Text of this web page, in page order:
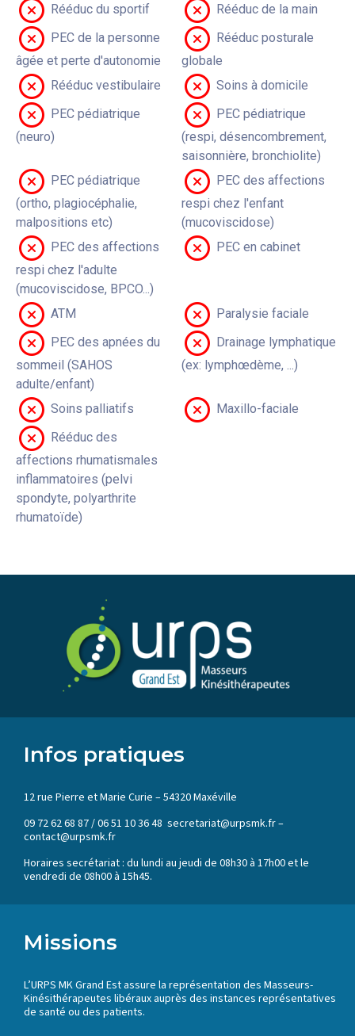
Rééduc du sportif
Rééduc de la main
PEC de la personne
âgée et perte d'autonomie
Rééduc posturale
globale
Rééduc vestibulaire
Soins à domicile
PEC pédiatrique
(neuro)
PEC pédiatrique
(respi, désencombrement,
saisonnière, bronchiolite)
PEC pédiatrique
(ortho, plagiocéphalie,
malpositions etc)
PEC des affections
respi chez l'enfant
(mucoviscidose)
PEC des affections
respi chez l'adulte
(mucoviscidose, BPCO...)
PEC en cabinet
ATM
Paralysie faciale
PEC des apnées du
sommeil (SAHOS
adulte/enfant)
Drainage lymphatique
(ex: lymphœdème, ...)
Soins palliatifs
Maxillo-faciale
Rééduc des
affections rhumatismales
inflammatoires (pelvi
spondyte, polyarthrite
rhumatoïde)
Infos pratiques
12 rue Pierre et Marie Curie – 54320 Maxéville
09 72 62 68 87 / 06 51 10 36 48 secretariat@urpsmk.fr –
contact@urpsmk.fr
Horaires secrétariat : du lundi au jeudi de 08h30 à 17h00 et le
vendredi de 08h00 à 15h45.
Missions
L’URPS MK Grand Est assure la représentation des Masseurs-
Kinésithérapeutes libéraux auprès des instances représentatives
de santé ou des patients.